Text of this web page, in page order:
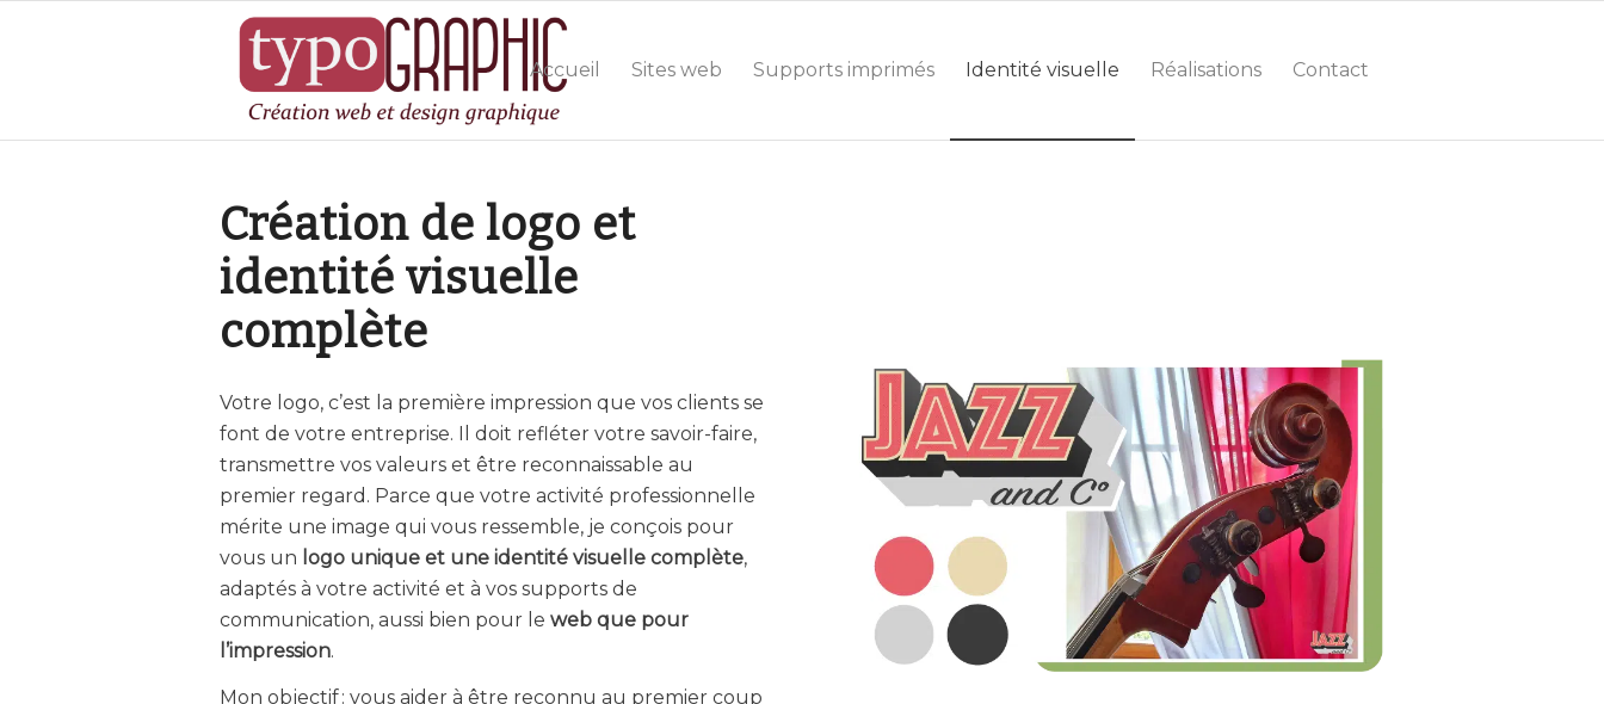
Accueil Sites web Supports imprimés Identité visuelle Réalisations Contact
Création de logo et
identité visuelle
complète
Votre logo, c’est la première impression que vos clients se
font de votre entreprise. Il doit refléter votre savoir-faire,
transmettre vos valeurs et être reconnaissable au
premier regard. Parce que votre activité professionnelle
mérite une image qui vous ressemble, je conçois pour
vous un logo unique et une identité visuelle complète,
adaptés à votre activité et à vos supports de
communication, aussi bien pour leweb que pour
l’impression.
Mon objectif : vous aider à être reconnu au premier coup